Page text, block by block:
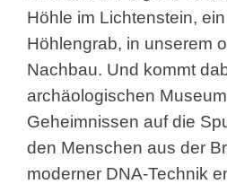
Höhle im Lichtenstein,
Höhlengrab, in unserem
Nachbau. Und kommt
archäologischen
Geheimnissen auf die
den Menschen aus der
moderner DNA-Technik